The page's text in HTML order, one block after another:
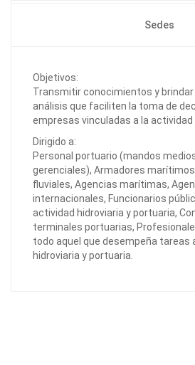
Sedes
Objetivos:
Transmitir conocimientos y
análisis que faciliten la toma de
empresas vinculadas a la actividad
Dirigido a:
Personal portuario (mandos
gerenciales), Armadores
fluviales, Agencias marítimas,
internacionales, Funcionarios
actividad hidroviaria y portuaria,
terminales portuarias,
todo aquel que desempeña tareas
hidroviaria y portuaria.